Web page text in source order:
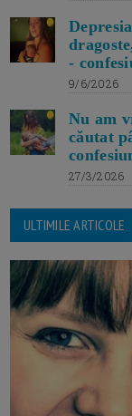
-
9/6/2026
Nu am
căutat
27/3/2026
ULTIMILE ARTICOLE